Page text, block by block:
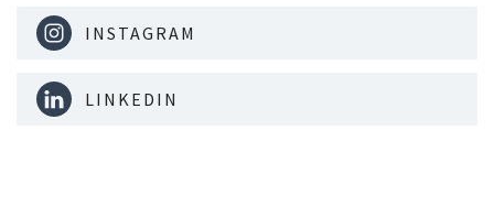
INSTAGRAM
LINKEDIN